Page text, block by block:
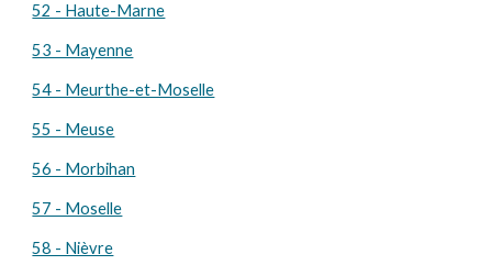
52 - Haute-Marne
53 - Mayenne
54 - Meurthe-et-Moselle
55 - Meuse
56 - Morbihan
57 - Moselle
58 - Nièvre